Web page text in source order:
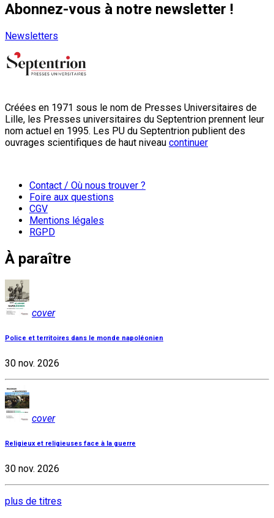
Abonnez-vous à notre newsletter !
Newsletters
Créées en 1971 sous le nom de Presses Universitaires de
Lille, les Presses universitaires du Septentrion prennent leur
nom actuel en 1995. Les PU du Septentrion publient des
ouvrages scientifiques de haut niveau continuer
Contact / Où nous trouver ?
Foire aux questions
CGV
Mentions légales
RGPD
À paraître
cover
Police et territoires dans le monde napoléonien
30 nov. 2026
cover
Religieux et religieuses face à la guerre
30 nov. 2026
plus de titres